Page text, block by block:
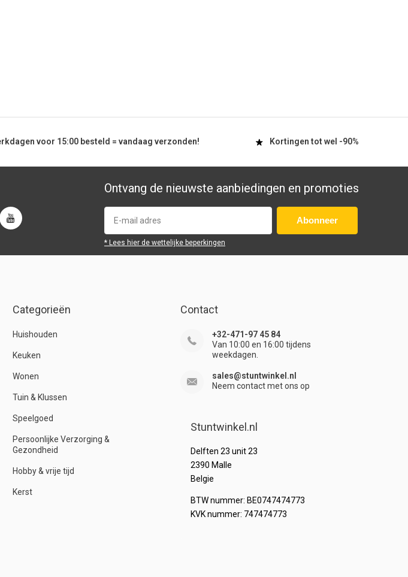
voor 15:00besteld = vandaag verzonden! Kortingen tot wel -90%
Ontvang de nieuwste aanbiedingen en promoties
Abonneer
* Lees hier de wettelijke beperkingen
Categorieën
Huishouden
Keuken
Wonen
Tuin & Klussen
Speelgoed
Persoonlijke Verzorging &
Gezondheid
Hobby & vrije tijd
Kerst
Contact
+32-471-97 45 84
Van 10:00 en 16:00 tijdens
weekdagen.
sales@stuntwinkel.nl
Neem contact met ons op
Stuntwinkel.nl
Delften 23 unit 23
2390 Malle
Belgie
BTW nummer: BE0747474773
KVK nummer: 747474773